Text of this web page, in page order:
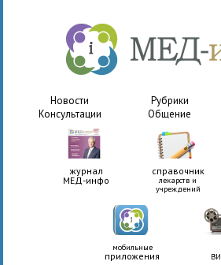
Новости Рубрики
Консультации
Общение
журнал
МЕД-инфо
справочник
лекарств и
учреждений
мобильные
приложения